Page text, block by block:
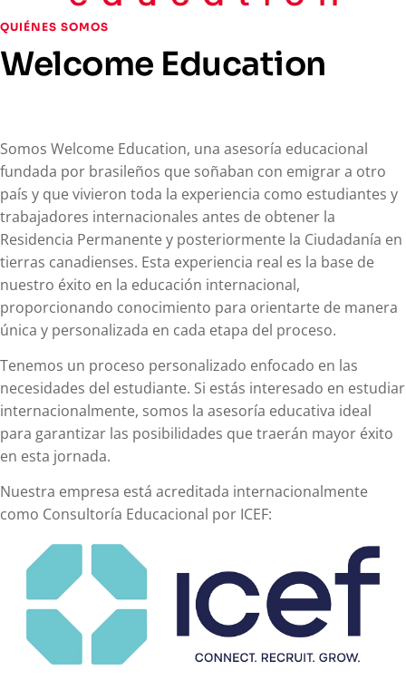
QUIÉNES SOMOS
Welcome Education
Somos Welcome Education, una asesoría educacional
fundada por brasileños que soñaban con emigrar a otro
país y que vivieron toda la experiencia como estudiantes y
trabajadores internacionales antes de obtener la
Residencia Permanente y posteriormente la Ciudadanía en
tierras canadienses. Esta experiencia real es la base de
nuestro éxito en la educación internacional,
proporcionando conocimiento para orientarte de manera
única y personalizada en cada etapa del proceso.
Tenemos un proceso personalizado enfocado en las
necesidades del estudiante. Si estás interesado en estudiar
internacionalmente, somos la asesoría educativa ideal
para garantizar las posibilidades que traerán mayor éxito
en esta jornada.
Nuestra empresa está acreditada internacionalmente
como Consultoría Educacional por ICEF: